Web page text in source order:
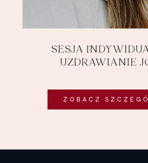
SESJA
UZDRAWIANIE
ZOBACZ